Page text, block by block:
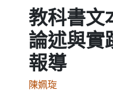
教科書文
論述與實
報導
陳姵琁